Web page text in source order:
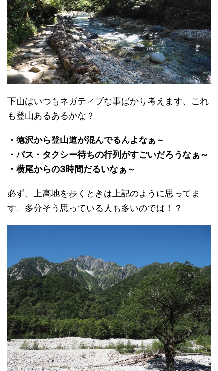
下山はいつもネガティブな事ばかり考えます、これ
も登山あるあるかな？
・徳沢から登山道が混んでるんよなぁ～
・バス・タクシー待ちの行列がすごいだろうなぁ～
・横尾からの3時間だるいなぁ～
必ず、上高地を歩くときは上記のように思ってま
す、多分そう思っている人も多いのでは！？